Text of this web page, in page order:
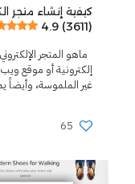
كيفية إنشاء متجر
4.9 (3611)
ماهو المتجر
إلكترونية أو موقع
غير الملموسة، وأيضاً
65